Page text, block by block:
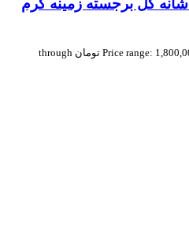
فرش ماشینی افرند 1200 شانه گل برجسته زمینه کرم
Price range: 1,800,000 تومان through